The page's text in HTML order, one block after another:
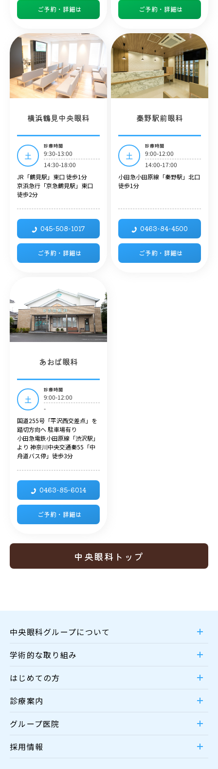
ご予約・詳細は ご予約・詳細は
横浜鶴見中央眼科
土
診療時間
9:30-13:00
14:30-18:00
JR「鶴見駅」東口 徒歩1分
京浜急行「京急鶴見駅」東口
徒歩2分
045-508-1017
ご予約・詳細は
秦野駅前眼科
土
診療時間
9:00-12:00
14:00-17:00
小田急小田原線「秦野駅」北口
徒歩1分
0463-84-4500
ご予約・詳細は
あおば眼科
土
診療時間
9:00-12:00
-
国道255号「平沢西交差点」を
踏切方向へ 駐車場有り
小田急電鉄小田原線「渋沢駅」
より 神奈川中央交通秦55「中
舟道バス停」徒歩3分
0463-85-6014
ご予約・詳細は
中央眼科トップ
中央眼科グループについて
学術的な取り組み
はじめての方
診療案内
グループ医院
採用情報